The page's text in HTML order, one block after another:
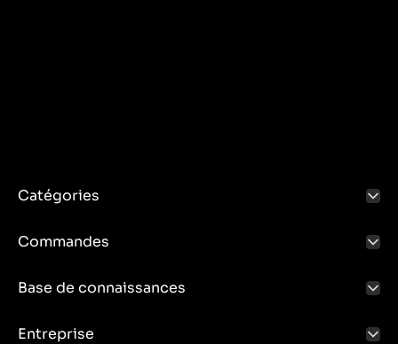
Catégories
Commandes
Base de connaissances
Entreprise